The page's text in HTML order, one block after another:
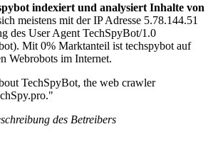
indexiert und analysiert Inhalte von
meistens mit der IP Adresse 5.78.144.51
des User Agent TechSpyBot/1.0
Mit 0% Marktanteil ist techspybot auf
Webrobots im Internet.
TechSpyBot, the web crawler
des Betreibers